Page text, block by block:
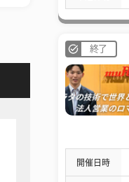
終了
開催日時